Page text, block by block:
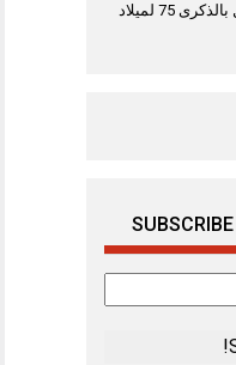
جوجل تحتفل بالذكرى 75 لميلاد